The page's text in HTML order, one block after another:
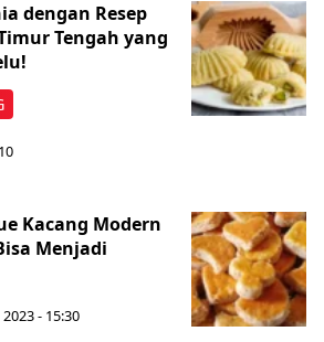
dengan Resep
Tengah yang
Kacang Modern
Menjadi
- 15:30